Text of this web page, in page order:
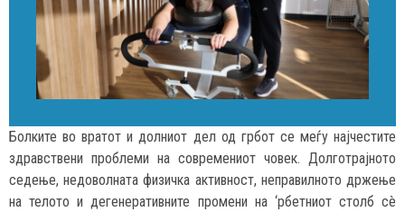
Болките во вратот и долниот дел од грбот се меѓу најчестите
здравствени проблеми на современиот човек. Долготрајното
седење, недоволната физичка активност, неправилното држење
на телото и дегенеративните промени на ‘рбетниот столб сè